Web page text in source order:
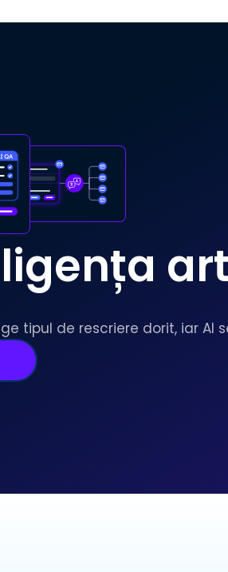
tipul de rescriere dorit, iar AI